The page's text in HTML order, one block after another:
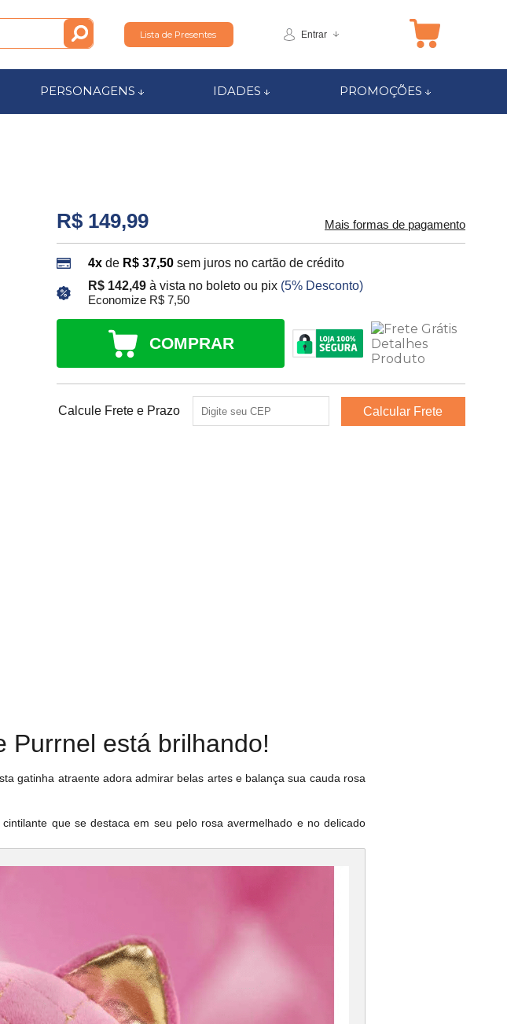
Lista de Presentes Entrar
PERSONAGENS IDADES PROMOÇÕES
R$ 149,99 Mais formas de pagamento
4x de R$ 37,50 sem juros no cartão de crédito
R$ 142,49à vista no boleto ou pix (5% Desconto)
Economize R$ 7,50
COMPRAR
Calcule Frete e Prazo
Purrnel está brilhando!
gatinha atraente adora admirar belas artes e balança sua cauda rosa
que se destaca em seu pelo rosa avermelhado e no delicado